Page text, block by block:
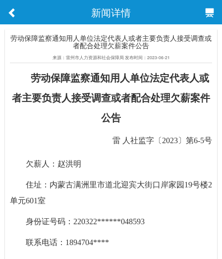
新闻详情
劳动保障监察通知用人单位法定代表人或者主要负责人接受调查或
者配合处理欠薪案件公告
来源：雷州市人力资源和社会保障局 发布时间：2023-06-21
劳动保障监察通知用人单位法定代表人或
者主要负责人接受调查或者配合处理欠薪案件
公告
雷 人社监字〔2023〕第6-5号
欠薪人：赵洪明
住址：内蒙古满洲里市道北迎宾大街口岸家园19号楼2
单元601室
身份证号码：220322******048593
联系电话：1894704****